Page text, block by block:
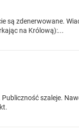
są zdenerwowane.
na Królową):...
szaleje.